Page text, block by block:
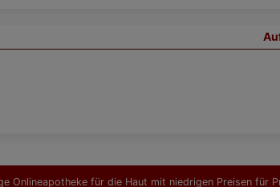
Onlineapotheke für die Haut mit niedrigen Preisen für